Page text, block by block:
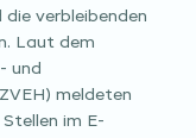
verbleibenden
Laut dem
und
meldeten
im E-